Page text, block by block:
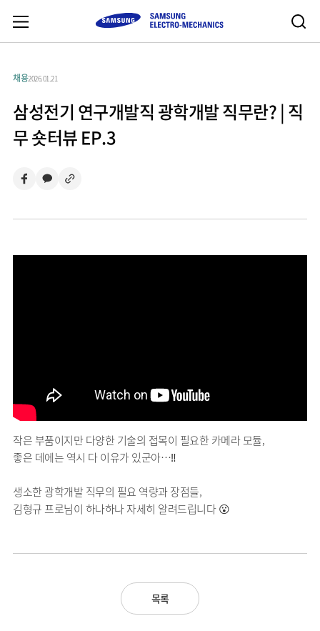
채용2026.01.21
삼성전기 연구개발직 광학개발 직무란? | 직
무 숏터뷰 EP.3
작은 부품이지만 다양한 기술의 접목이 필요한 카메라 모듈,
좋은 데에는 역시 다 이유가 있군아…‼️
생소한 광학개발 직무의 필요 역량과 장점들,
김형규 프로님이 하나하나 자세히 알려드립니다 😮
목록